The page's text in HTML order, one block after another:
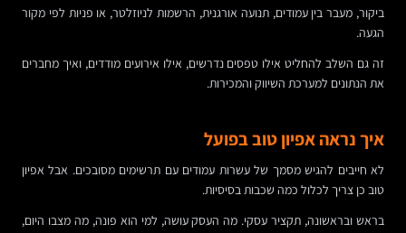
ביקור, מעבר בין עמודים, תנועה אורגנית, הרשמות לניוזלטר, או פניות לפי מקור
הגעה.
זה גם השלב להחליט אילו טפסים נדרשים, אילו אירועים מודדים, ואיך מחברים
את הנתונים למערכת השיווק והמכירות.
איך נראה אפיון טוב בפועל
לא חייבים להגיש מסמך של עשרות עמודים עם תרשימים מסובכים. אבל אפיון
טוב כן צריך לכלול כמה שכבות בסיסיות.
בראש ובראשונה, תקציר עסקי. מה העסק עושה, למי הוא פונה, מה מצבו היום,